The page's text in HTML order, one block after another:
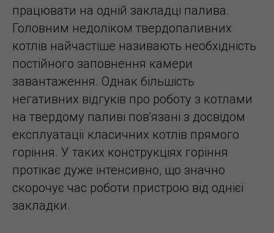
працювати на одній закладці палива.
Головним недоліком твердопаливних
котлів найчастіше називають необхідність
постійного заповнення камери
завантаження. Однак більшість
негативних відгуків про роботу з котлами
на твердому паливі пов'язані з досвідом
експлуатації класичних котлів прямого
горіння. У таких конструкціях горіння
протікає дуже інтенсивно, що значно
скорочує час роботи пристрою від однієї
закладки.